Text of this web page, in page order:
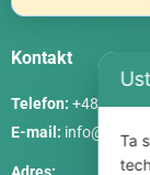
Kontakt
Telefon: +48 786
E-mail:
Ta